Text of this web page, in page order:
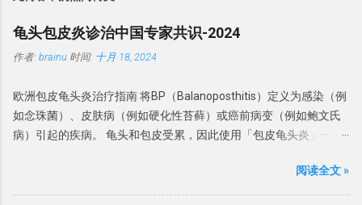
龟头包皮炎诊治中国专家共识-2024
作者: brainu 时间: 十月 18, 2024
欧洲包皮龟头炎治疗指南 将BP（Balanoposthitis）定义为感染（例
如念珠菌）、皮肤病（例如硬化性苔藓）或癌前病变（例如鲍文氏
病）引起的疾病。 龟头和包皮受累，因此使用「包皮龟头炎」一
浆细胞龟头炎、非特异性龟头炎和环状龟头炎。虽然感染是龟头炎
的常见原因，但相当多的BP病例还涉及非感染性炎症性疾病，为了
阅读全文 »